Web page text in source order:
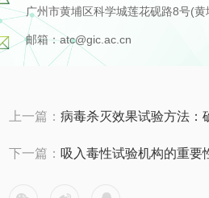
广州市黄埔区科学城莲花砚路8号(黄
邮箱：atc@gic.ac.cn
上一篇： 病毒杀灭效果试验方法：
生用品的安全性
下一篇： 吸入毒性试验机构的重要
择指南